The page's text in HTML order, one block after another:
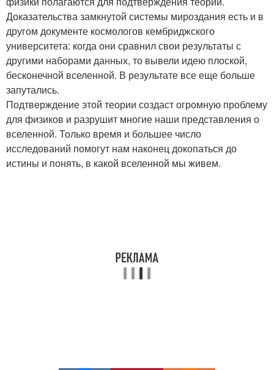
Доказательства замкнутой системы мироздания есть и в
другом документе космологов кембриджского
университета: когда они сравнил свои результаты с
другими наборами данных, то вывели идею плоской,
бесконечной вселенной. В результате все еще больше
запутались.
Подтверждение этой теории создаст огромную проблему
для физиков и разрушит многие наши представления о
вселенной. Только время и большее число
исследований помогут нам наконец докопаться до
истины и понять, в какой вселенной мы живем.